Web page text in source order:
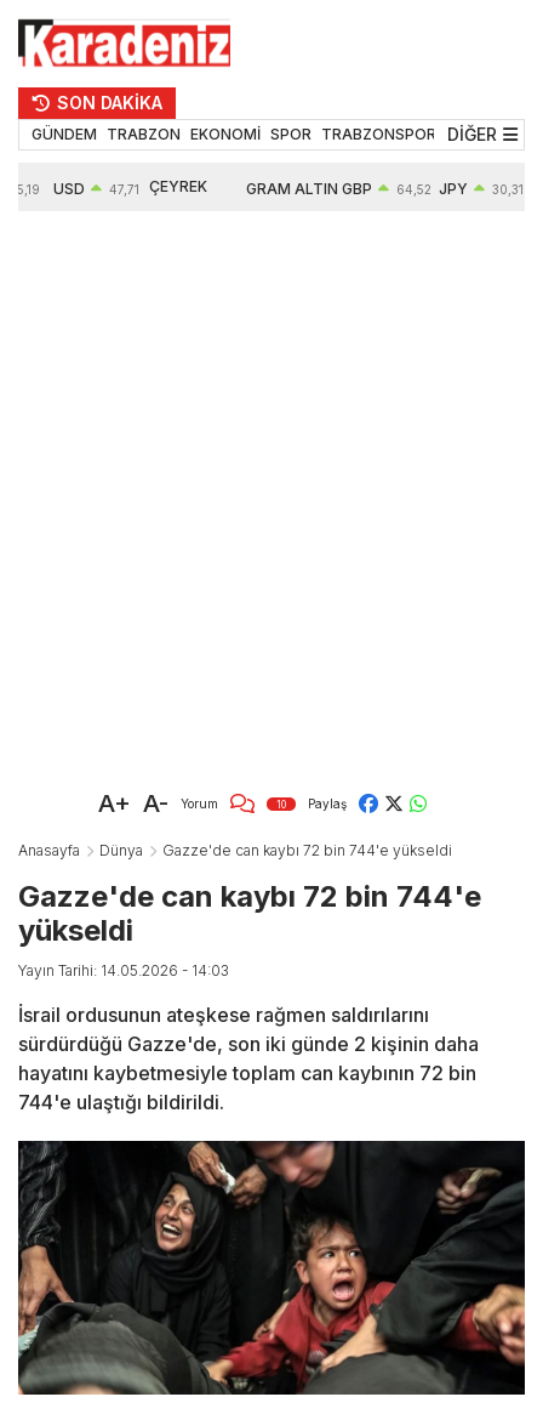
SON DAKİKA
GÜNDEM TRABZON EKONOMİ SPOR TRABZONSPOR TEKNOLOJİ
DİĞER
55,19 USD 47,71 ÇEYREK GRAM ALTIN GBP 64,52 JPY 30,31
A+ A- Yorum 10 Paylaş
Anasayfa Dünya Gazze'de can kaybı 72 bin 744'e yükseldi
Gazze'de can kaybı 72 bin 744'e
yükseldi
Yayın Tarihi: 14.05.2026 - 14:03
İsrail ordusunun ateşkese rağmen saldırılarını
sürdürdüğü Gazze'de, son iki günde 2 kişinin daha
hayatını kaybetmesiyle toplam can kaybının 72 bin
744'e ulaştığı bildirildi.